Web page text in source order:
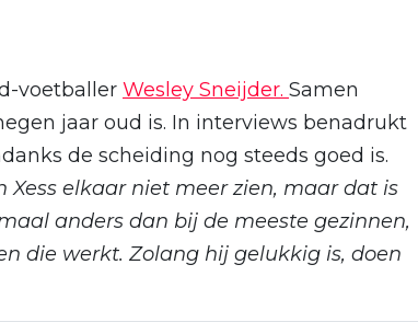
voetballer Wesley Sneijder. Samen
jaar oud is. In interviews benadrukt
de scheiding nog steeds goed is.
Xess elkaar niet meer zien, maar dat is
anders dan bij de meeste gezinnen,
die werkt. Zolang hij gelukkig is, doen